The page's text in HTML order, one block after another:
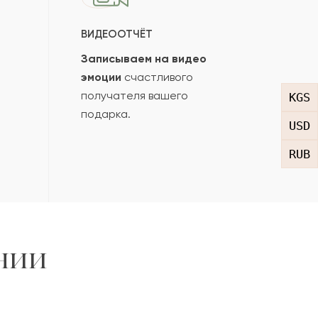
KGS
USD
RUB
ВИДЕООТЧЁТ
Записываем на видео
эмоции счастливого
получателя вашего
подарка.